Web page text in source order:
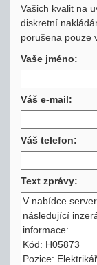
Vašich kvalit na
diskretní
porušena pouze
Vaše jméno:
Váš e-mail:
Váš telefon:
Text zprávy: